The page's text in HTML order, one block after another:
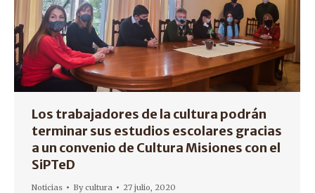
Los trabajadores de la cultura podrán
terminar sus estudios escolares gracias
a un convenio de Cultura Misiones con el
SiPTeD
Noticias Bycultura 27 julio, 2020